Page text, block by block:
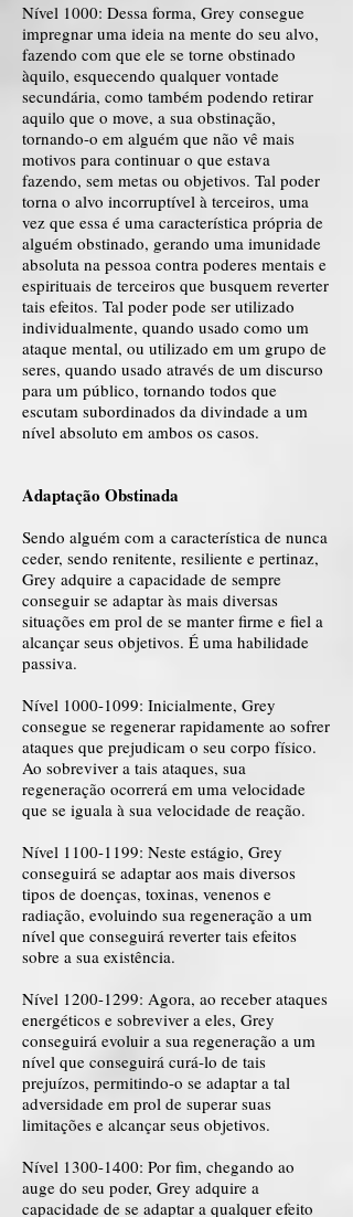
Nível 1000: Dessa forma, Grey consegue
impregnar uma ideia na mente do seu alvo,
fazendo com que ele se torne obstinado
àquilo, esquecendo qualquer vontade
secundária, como também podendo retirar
aquilo que o move, a sua obstinação,
tornando-o em alguém que não vê mais
motivos para continuar o que estava
fazendo, sem metas ou objetivos. Tal poder
torna o alvo incorruptível à terceiros, uma
vez que essa é uma característica própria de
alguém obstinado, gerando uma imunidade
absoluta na pessoa contra poderes mentais e
espirituais de terceiros que busquem reverter
tais efeitos. Tal poder pode ser utilizado
individualmente, quando usado como um
ataque mental, ou utilizado em um grupo de
seres, quando usado através de um discurso
para um público, tornando todos que
escutam subordinados da divindade a um
nível absoluto em ambos os casos.
Adaptação Obstinada
Sendo alguém com a característica de nunca
ceder, sendo renitente, resiliente e pertinaz,
Grey adquire a capacidade de sempre
conseguir se adaptar às mais diversas
situações em prol de se manter firme e fiel a
alcançar seus objetivos. É uma habilidade
passiva.
Nível 1000-1099: Inicialmente, Grey
consegue se regenerar rapidamente ao sofrer
ataques que prejudicam o seu corpo físico.
Ao sobreviver a tais ataques, sua
regeneração ocorrerá em uma velocidade
que se iguala à sua velocidade de reação.
Nível 1100-1199: Neste estágio, Grey
conseguirá se adaptar aos mais diversos
tipos de doenças, toxinas, venenos e
radiação, evoluindo sua regeneração a um
nível que conseguirá reverter tais efeitos
sobre a sua existência.
Nível 1200-1299: Agora, ao receber ataques
energéticos e sobreviver a eles, Grey
conseguirá evoluir a sua regeneração a um
nível que conseguirá curá-lo de tais
prejuízos, permitindo-o se adaptar a tal
adversidade em prol de superar suas
limitações e alcançar seus objetivos.
Nível 1300-1400: Por fim, chegando ao
auge do seu poder, Grey adquire a
capacidade de se adaptar a qualquer efeito